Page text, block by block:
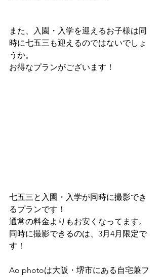
また、入園・入学を迎えるお子様は同
時に七五三も迎えるのではないでしょ
うか。
お得なプランがございます！
七五三と入園・入学が同時に撮影でき
るプランです！
通常の料金よりもお安くなってます。
同時に撮影できるのは、3月4月限定で
す！
Ao photoは大阪・堺市にある自宅兼フ